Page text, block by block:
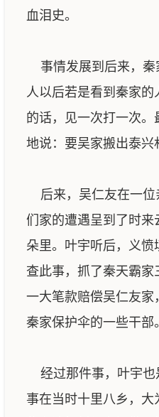
血泪史。
事情发展到后来，秦
人以后若是看到秦家
的话，见一次打一次
地说：要吴家搬出泰兴
后来，吴仁友在一位
们家的遭遇呈到了时来
朵里。叶宇听后，义
查此事，抓了秦天霸家
一大笔款赔偿吴仁友家
秦家保护伞的一些干部。
经过那件事，叶宇也
事在当时十里八乡，